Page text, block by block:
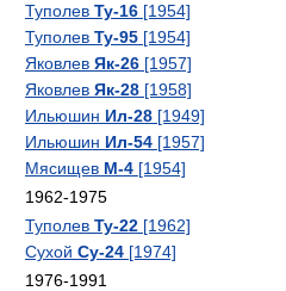
Туполев Ту-16 [1954]
Туполев Ту-95 [1954]
Яковлев Як-26 [1957]
Яковлев Як-28 [1958]
Ильюшин Ил-28 [1949]
Ильюшин Ил-54 [1957]
Мясищев М-4 [1954]
1962-1975
Туполев Ту-22 [1962]
Сухой Су-24 [1974]
1976-1991